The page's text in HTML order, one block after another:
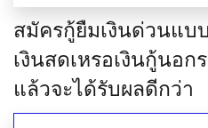
สมัครกู้ยืมเงินด่วนแบ
เงินสดเหรอเงินกู้นอ
แล้วจะได้รับผลดีกว่า